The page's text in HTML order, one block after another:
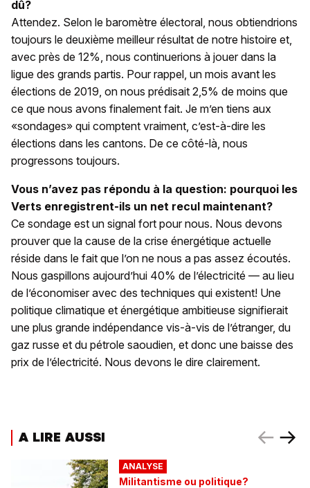
dû?
Attendez. Selon le baromètre électoral, nous obtiendrions
toujours le deuxième meilleur résultat de notre histoire et,
avec près de 12%, nous continuerions à jouer dans la
ligue des grands partis. Pour rappel, un mois avant les
élections de 2019, on nous prédisait 2,5% de moins que
ce que nous avons finalement fait. Je m’en tiens aux
«sondages» qui comptent vraiment, c’est-à-dire les
élections dans les cantons. De ce côté-là, nous
progressons toujours.
Vous n’avez pas répondu à la question: pourquoi les
Verts enregistrent-ils un net recul maintenant?
Ce sondage est un signal fort pour nous. Nous devons
prouver que la cause de la crise énergétique actuelle
réside dans le fait que l’on ne nous a pas assez écoutés.
Nous gaspillons aujourd’hui 40% de l’électricité — au lieu
de l’économiser avec des techniques qui existent! Une
politique climatique et énergétique ambitieuse signifierait
une plus grande indépendance vis-à-vis de l’étranger, du
gaz russe et du pétrole saoudien, et donc une baisse des
prix de l’électricité. Nous devons le dire clairement.
A LIRE AUSSI
ANALYSE
Militantisme ou politique?